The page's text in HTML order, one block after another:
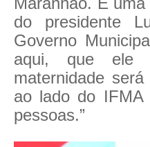
Maranhão. É
do presidente
Governo
aqui, que ele
maternidade
ao lado do
pessoas.”